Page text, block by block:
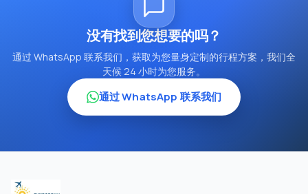
没有找到您想要的吗？
通过 WhatsApp 联系我们，获取为您量身定制的行程方案，我们全
天候 24 小时为您服务。
通过 WhatsApp 联系我们